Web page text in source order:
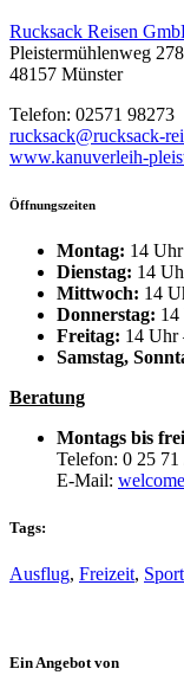
Rucksack Reisen
Pleistermühlenweg 278
48157 Münster
Telefon: 02571 98273
rucksack@rucksack-
www.kanuverleih-
Öffnungszeiten
Montag: 14
Dienstag: 14
Mittwoch: 14
Donnerstag:
Freitag: 14 Uhr
Samstag,
Beratung
Montags bis
Telefon: 0 25 71
E-Mail:
Tags:
Ausflug, Freizeit,
Ein Angebot von